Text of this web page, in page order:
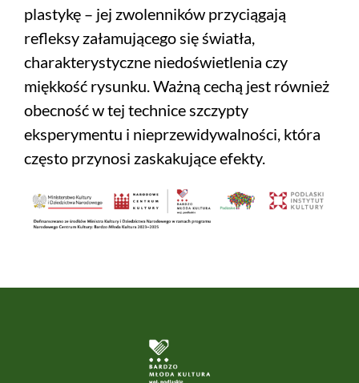
plastykę – jej zwolenników przyciągają
refleksy załamującego się światła,
charakterystyczne niedoświetlenia czy
miękkość rysunku. Ważną cechą jest również
obecność w tej technice szczypty
eksperymentu i nieprzewidywalności, która
często przynosi zaskakujące efekty.